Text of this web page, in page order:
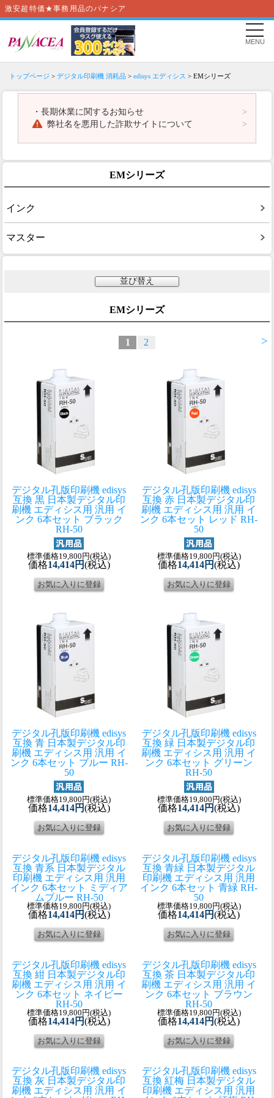
激安超特価★事務用品のパナシア
MENU
トップページ > デジタル印刷機 消耗品 > edisys エディシス > EMシリーズ
・ 長期休業に関するお知らせ
弊社名を悪用した詐欺サイトについて
EMシリーズ
インク
マスター
並び替え
EMシリーズ
>
1 2
デジタル孔版印刷機 edisys
互換 黒 日本製デジタル印
刷機 エディシス用 汎用 イ
ンク 6本セット ブラック
RH-50
標準価格19,800円(税込)
価格14,414円(税込)
デジタル孔版印刷機 edisys
互換 赤 日本製デジタル印
刷機 エディシス用 汎用 イ
ンク 6本セット レッド RH-
50
標準価格19,800円(税込)
価格14,414円(税込)
デジタル孔版印刷機 edisys
互換 青 日本製デジタル印
刷機 エディシス用 汎用 イ
ンク 6本セット ブルー RH-
50
標準価格19,800円(税込)
価格14,414円(税込)
デジタル孔版印刷機 edisys
互換 緑 日本製デジタル印
刷機 エディシス用 汎用 イ
ンク 6本セット グリーン
RH-50
標準価格19,800円(税込)
価格14,414円(税込)
デジタル孔版印刷機 edisys
互換 青系 日本製デジタル
印刷機 エディシス用 汎用
インク 6本セット ミディア
ムブルー RH-50
標準価格19,800円(税込)
価格14,414円(税込)
デジタル孔版印刷機 edisys
互換 青緑 日本製デジタル
印刷機 エディシス用 汎用
インク 6本セット 青緑 RH-
50
標準価格19,800円(税込)
価格14,414円(税込)
デジタル孔版印刷機 edisys
互換 紺 日本製デジタル印
刷機 エディシス用 汎用 イ
ンク 6本セット ネイビー
RH-50
標準価格19,800円(税込)
価格14,414円(税込)
デジタル孔版印刷機 edisys
互換 茶 日本製デジタル印
刷機 エディシス用 汎用 イ
ンク 6本セット ブラウン
RH-50
標準価格19,800円(税込)
価格14,414円(税込)
デジタル孔版印刷機 edisys
互換 灰 日本製デジタル印
刷機 エディシス用 汎用 イ
デジタル孔版印刷機 edisys
互換 紅梅 日本製デジタル
印刷機 エディシス用 汎用